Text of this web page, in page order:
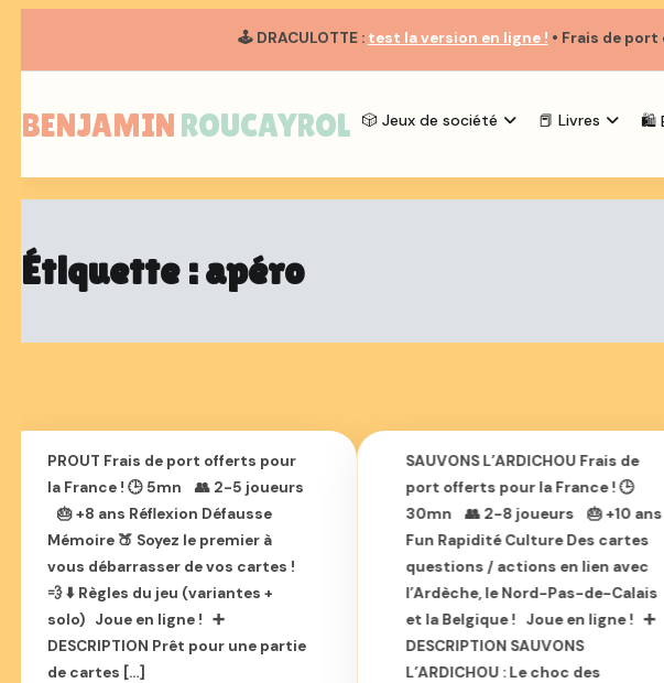
🕹️ DRACULOTTE: test la version en ligne ! • Frais de port
contenu
BENJAMIN ROUCAYROL 🎲 Jeux de société 📕 Livres 🛍️
Étiquette :apéro
PROUT Frais de port offerts pour
la France ! 🕒 5mn 👥 2-5 joueurs
🎂 +8 ans Réflexion Défausse
Mémoire 🍑 Soyez le premier à
vous débarrasser de vos cartes !
💨 ⬇️ Règles du jeu (variantes +
solo) Joue en ligne ! ➕
DESCRIPTION Prêt pour une partie
de cartes […]
SAUVONS L’ARDICHOU Frais de
port offerts pour la France ! 🕒
30mn 👥 2-8 joueurs 🎂 +10 ans
Fun Rapidité Culture Des cartes
questions / actions en lien avec
l’Ardèche, le Nord-Pas-de-Calais
et la Belgique ! Joue en ligne ! ➕
DESCRIPTION SAUVONS
L’ARDICHOU : Le choc des